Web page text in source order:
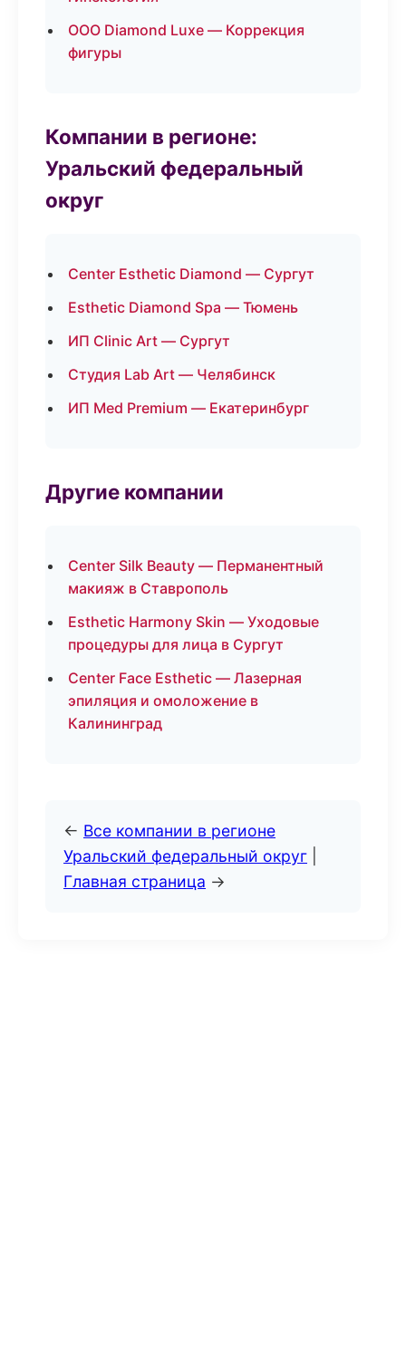
ООО Diamond Luxe — Коррекция
фигуры
Компании в регионе:
Уральский федеральный
округ
Center Esthetic Diamond — Сургут
Esthetic Diamond Spa — Тюмень
ИП Clinic Art — Сургут
Студия Lab Art — Челябинск
ИП Med Premium — Екатеринбург
Другие компании
Center Silk Beauty — Перманентный
макияж в Ставрополь
Esthetic Harmony Skin — Уходовые
процедуры для лица в Сургут
Center Face Esthetic — Лазерная
эпиляция и омоложение в
Калининград
← Все компании в регионе
Уральский федеральный округ
Главная страница →